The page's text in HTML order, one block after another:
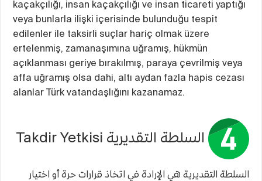
kaçakçılığı, insan kaçakçılığı ve insan ticareti yaptığı
veya bunlarla ilişki içerisinde bulunduğu tespit
edilenler ile taksirli suçlar hariç olmak üzere
ertelenmiş, zamanaşımına uğramış, hükmün
açıklanması geriye bırakılmış, paraya çevrilmiş veya
affa uğramış olsa dahi, altı aydan fazla hapis cezası
alanlar Türk vatandaşlığını kazanamaz.
السلطة التقديرية Takdir Yetkisi
السلطة التقديرية هي الإرادة في اتخاذ قرارات حرة أو اختيار